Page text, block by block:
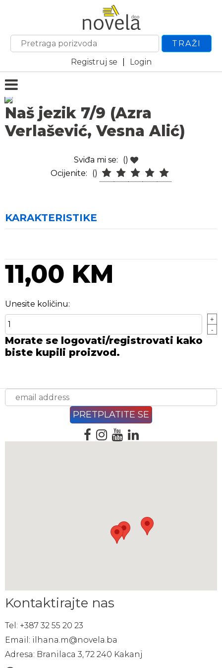
TRAŽI
Registruj se
Login
Naš jezik 7/9 (Azra
Verlašević, Vesna Alić)
Sviđa mi se:
()
Ocijenite:
()
KARAKTERISTIKE
11,00 KM
Unesite količinu:
+
-
Morate se logovati/registrovati kako
biste kupili proizvod.
Kontaktirajte nas
Tel: +387 32 55 20 23
Email: ilhana.m@novela.ba
Adresa: Branilaca 3, 72 240 Kakanj